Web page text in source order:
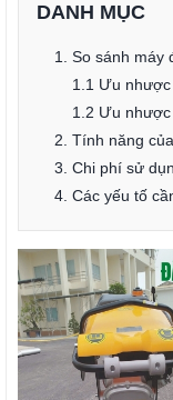
DANH MỤC
1. So sánh máy
1.1 Ưu
1.2 Ưu
2. Tính năng
3. Chi phí sử
4. Các yếu tố